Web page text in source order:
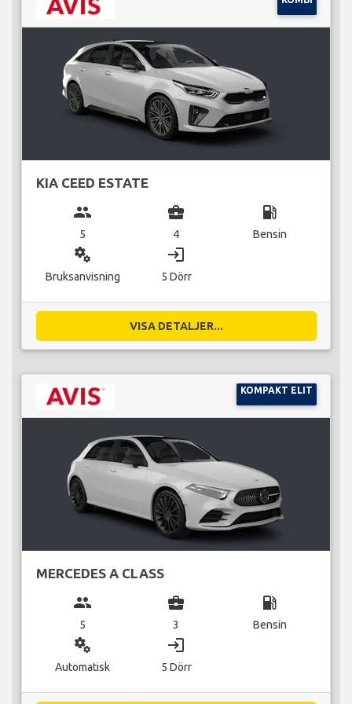
KIA CEED ESTATE
group
5
business_center
4
local_gas_station
Bensin
miscellaneous_services
Bruksanvisning
login
5 Dörr
VISA DETALJER...
KOMPAKT ELIT
MERCEDES A CLASS
group
5
business_center
3
local_gas_station
Bensin
miscellaneous_services
Automatisk
login
5 Dörr